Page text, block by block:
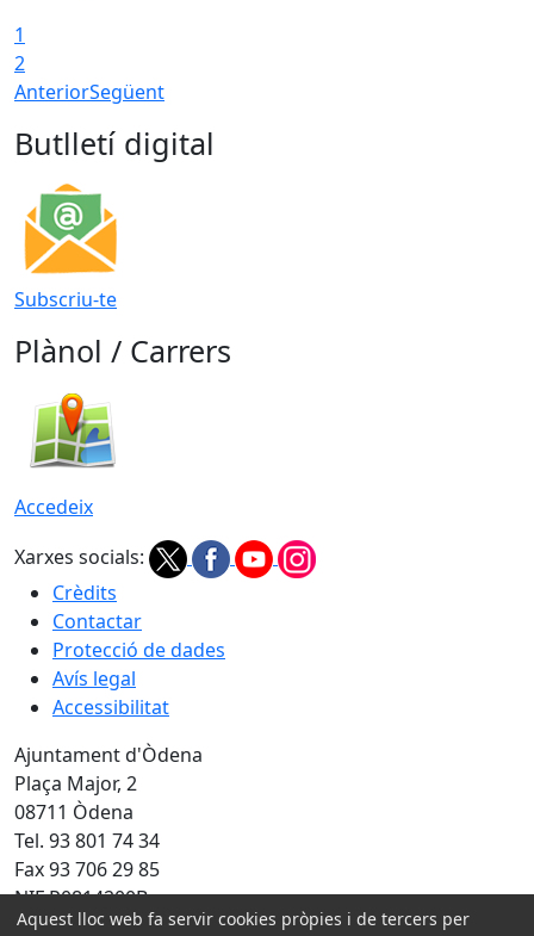
1
2
AnteriorSegüent
Butlletí digital
Subscriu-te
Plànol / Carrers
Accedeix
Xarxes socials:
Crèdits
Contactar
Protecció de dades
Avís legal
Accessibilitat
Ajuntament d'Òdena
Plaça Major, 2
08711 Òdena
Tel. 93 801 74 34
Fax 93 706 29 85
NIF P0814200B
Aquest lloc web fa servir cookies pròpies i de tercers per